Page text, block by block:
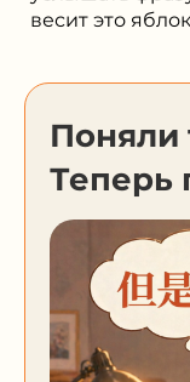
весит это
Поняли
Теперь